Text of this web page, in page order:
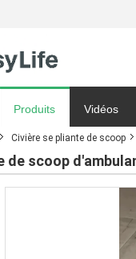
Produits Vidéos
Civière se pliante de scoop
de scoop